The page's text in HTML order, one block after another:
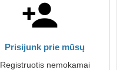
Prisijunk prie mūsų
Registruotis nemokamai